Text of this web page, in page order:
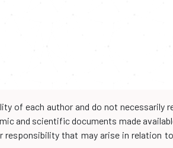
of each author and do not necessarily
and scientific documents made
that may arise in relation